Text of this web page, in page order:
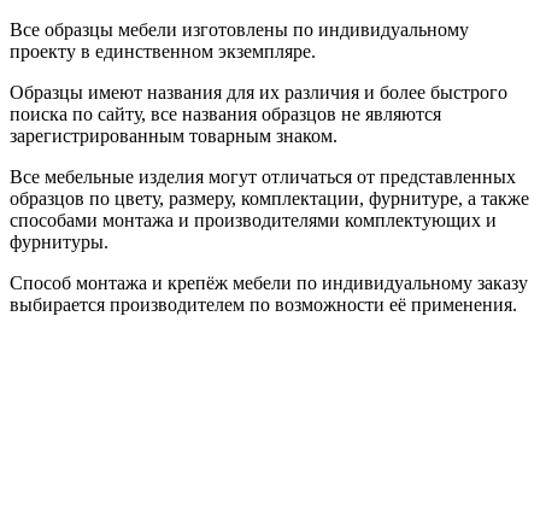
Все образцы мебели изготовлены по индивидуальному
проекту в единственном экземпляре.
Образцы имеют названия для их различия и более быстрого
поиска по сайту, все названия образцов не являются
зарегистрированным товарным знаком.
Все мебельные изделия могут отличаться от представленных
образцов по цвету, размеру, комплектации, фурнитуре, а также
способами монтажа и производителями комплектующих и
фурнитуры.
Способ монтажа и крепёж мебели по индивидуальному заказу
выбирается производителем по возможности её применения.